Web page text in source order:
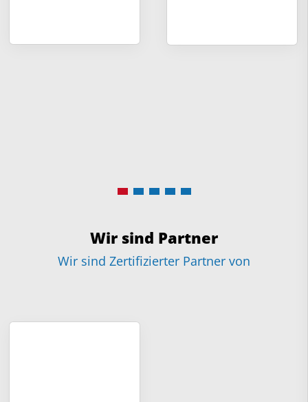
Wir sind Partner
Wir sind Zertifizierter Partner von